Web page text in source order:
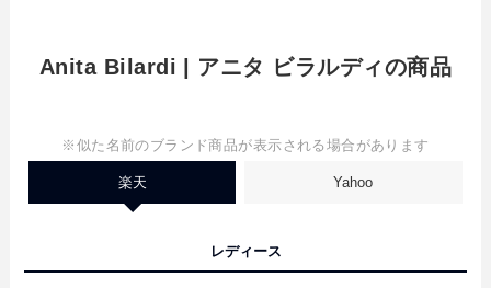
Anita Bilardi | アニタ ビラルディの商品
※似た名前のブランド商品が表示される場合があります
楽天 Yahoo
レディース